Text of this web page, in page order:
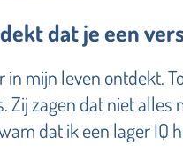
dat je een
mijn leven ontdekt.
Zij zagen dat niet
dat ik een lager IQ